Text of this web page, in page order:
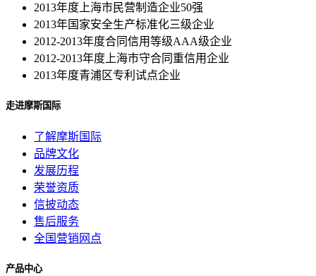
2013年度上海市民营制造企业50强
2013年国家安全生产标准化三级企业
2012-2013年度合同信用等级AAA级企业
2012-2013年度上海市守合同重信用企业
2013年度青浦区专利试点企业
走进摩斯国际
了解摩斯国际
品牌文化
发展历程
荣誉资质
信披动态
售后服务
全国营销网点
产品中心